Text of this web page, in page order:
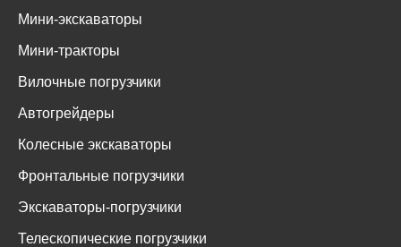
Мини-экскаваторы
Мини-тракторы
Вилочные погрузчики
Автогрейдеры
Колесные экскаваторы
Фронтальные погрузчики
Экскаваторы-погрузчики
Телескопические погрузчики